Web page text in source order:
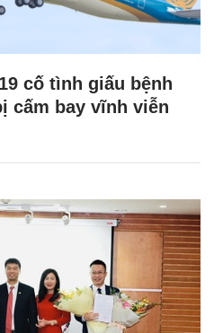
cố tình giấu bệnh
cấm bay vĩnh viễn